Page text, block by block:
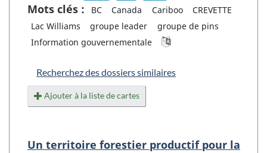
Mots clés : BC Canada Cariboo
CREVETTE
Lac Williams
groupe leader
groupe de pins
Information gouvernementale
Recherchez des dossiers similaires
Ajouter à la liste de cartes
Un territoire forestier productif pour la